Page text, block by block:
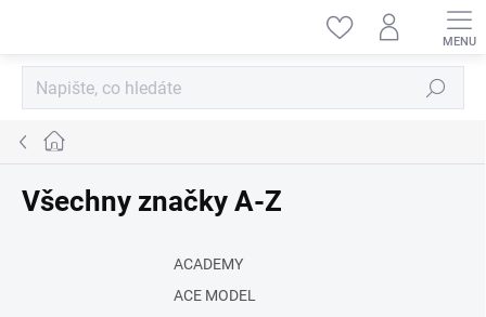
Hledat
Domů
Všechny značky A-Z
ACADEMY
ACE MODEL